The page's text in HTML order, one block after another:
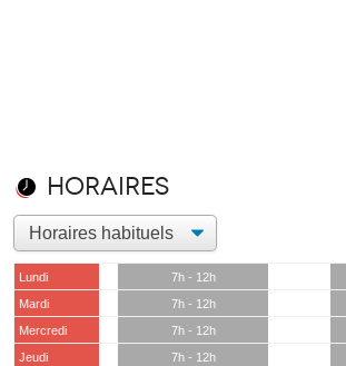
Horaires
Lundi 7h - 12h
Mardi
7h - 12h
Mercredi
7h - 12h
Jeudi
7h - 12h